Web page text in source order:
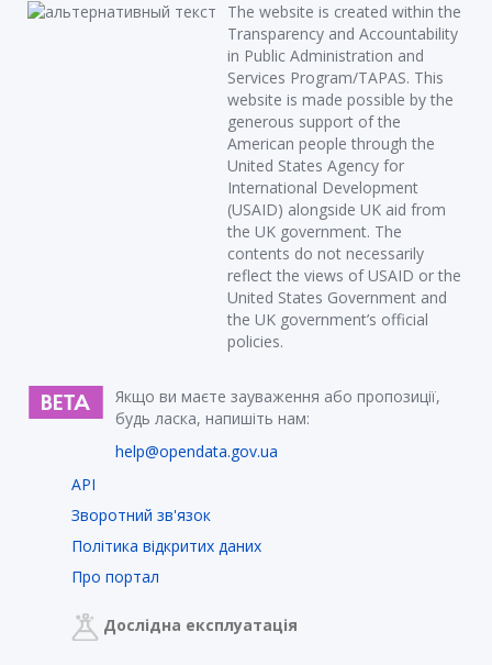
The website is created within the
Transparency and Accountability
in Public Administration and
Services Program/TAPAS. This
website is made possible by the
generous support of the
American people through the
United States Agency for
International Development
(USAID) alongside UK aid from
the UK government. The
contents do not necessarily
reflect the views of USAID or the
United States Government and
the UK government’s official
policies.
Якщо ви маєте зауваження або пропозиції,
будь ласка, напишіть нам:
help@opendata.gov.ua
API
Зворотний зв'язок
Політика відкритих даних
Про портал
Дослідна експлуатація